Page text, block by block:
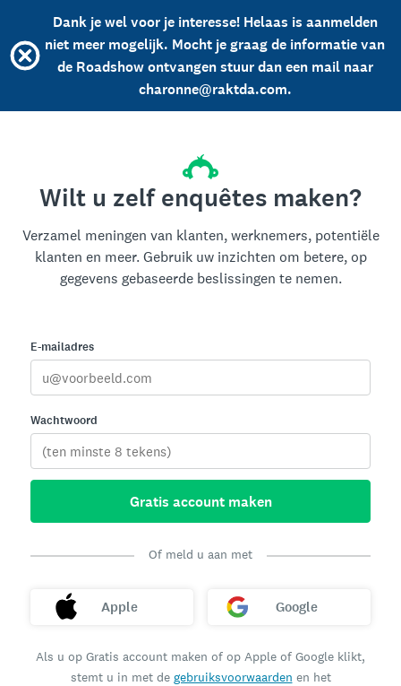
Dank je wel voor je interesse! Helaas is aanmelden
niet meer mogelijk. Mocht je graag de informatie van
de Roadshow ontvangen stuur dan een mail naar
charonne@raktda.com.
Wilt u zelf enquêtes maken?
Verzamel meningen van klanten, werknemers, potentiële
klanten en meer. Gebruik uw inzichten om betere, op
gegevens gebaseerde beslissingen te nemen.
E-mailadres
Wachtwoord
Gratis account maken
Of meld u aan met
Apple Google
Als u op Gratis account maken of op Apple of Google klikt,
stemt u in met de gebruiksvoorwaarden en het